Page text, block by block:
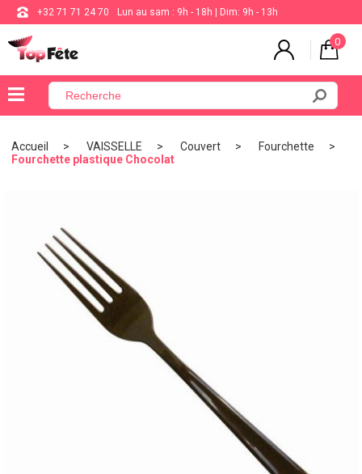
+32 71 71 24 70 Lun au sam : 9h - 18h | Dim: 9h - 13h
0
×
BALLON
MARIAGE
VAISSELLE
COMMUNION
Accueil VAISSELLE Couvert
Fourchette
Fourchette plastique Chocolat